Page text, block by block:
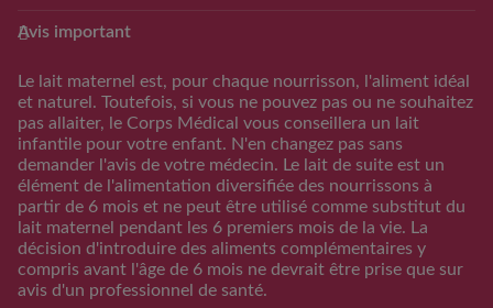
Avantage Club bébé & moi
d’accouchement
Calculateur periode
d’ovulation
Calendrier Grossese
Guide de l’alimentation
S'inscrire/S'identifier
Support
FAQs
Avis important
Le lait maternel est, pour chaque nourrisson, l'aliment idéal
et naturel. Toutefois, si vous ne pouvez pas ou ne souhaitez
pas allaiter, le Corps Médical vous conseillera un lait
infantile pour votre enfant. N'en changez pas sans
demander l'avis de votre médecin. Le lait de suite est un
élément de l'alimentation diversifiée des nourrissons à
partir de 6 mois et ne peut être utilisé comme substitut du
lait maternel pendant les 6 premiers mois de la vie. La
décision d'introduire des aliments complémentaires y
compris avant l'âge de 6 mois ne devrait être prise que sur
avis d'un professionnel de santé.